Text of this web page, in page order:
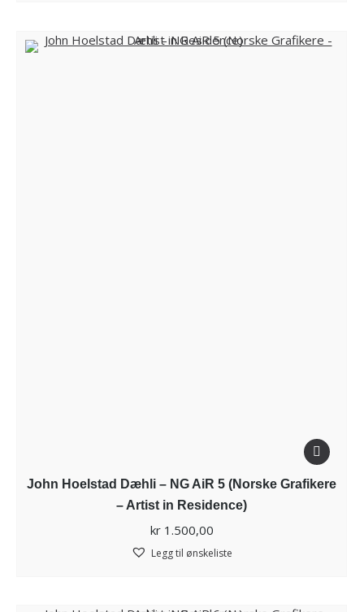
John Hoelstad Dæhli – NG AiR 5 (Norske Grafikere
– Artist in Residence)
kr1.500,00
Legg til ønskeliste